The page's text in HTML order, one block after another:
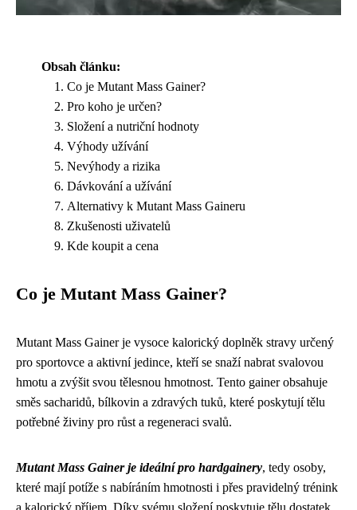
Obsah článku:
Co je Mutant Mass Gainer?
Pro koho je určen?
Složení a nutriční hodnoty
Výhody užívání
Nevýhody a rizika
Dávkování a užívání
Alternativy k Mutant Mass Gaineru
Zkušenosti uživatelů
Kde koupit a cena
Co je Mutant Mass Gainer?
Mutant Mass Gainer je vysoce kalorický doplněk stravy určený
pro sportovce a aktivní jedince, kteří se snaží nabrat svalovou
hmotu a zvýšit svou tělesnou hmotnost. Tento gainer obsahuje
směs sacharidů, bílkovin a zdravých tuků, které poskytují tělu
potřebné živiny pro růst a regeneraci svalů.
Mutant Mass Gainer je ideální pro hardgainery, tedy osoby,
které mají potíže s nabíráním hmotnosti i přes pravidelný trénink
a kalorický příjem. Díky svému složení poskytuje tělu dostatek